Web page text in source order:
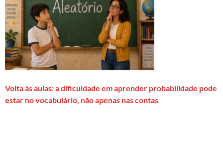
Volta às aulas: a dificuldade em aprender probabilidade pode
estar no vocabulário, não apenas nas contas